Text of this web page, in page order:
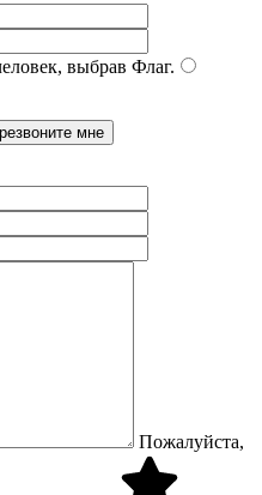
выбрав Флаг.
Пожалуйста,